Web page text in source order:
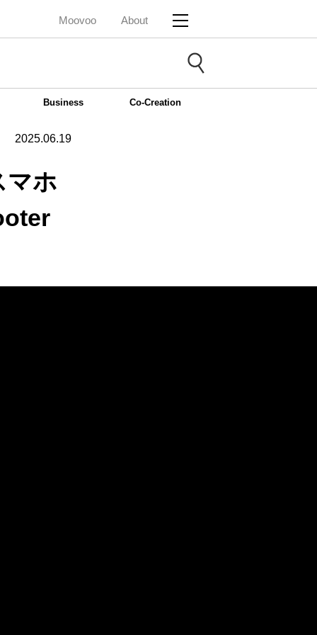
Moovoo About
Business Co-Creation
2025.06.19
マホ